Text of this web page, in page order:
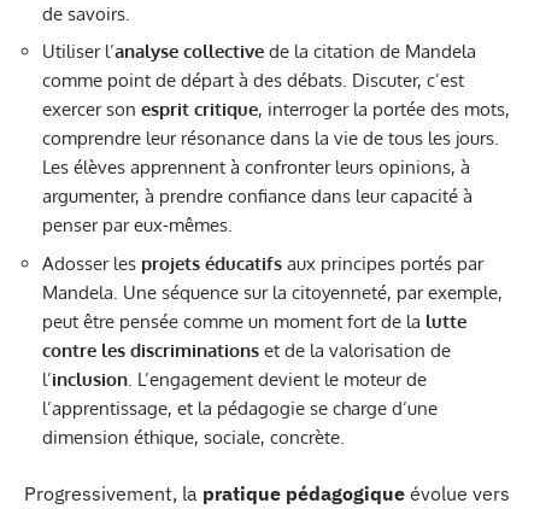
de savoirs.
Utiliser l’analyse collective de la citation de Mandela
comme point de départ à des débats. Discuter, c’est
exercer son esprit critique, interroger la portée des mots,
comprendre leur résonance dans la vie de tous les jours.
Les élèves apprennent à confronter leurs opinions, à
argumenter, à prendre confiance dans leur capacité à
penser par eux-mêmes.
Adosser les projets éducatifs aux principes portés par
Mandela. Une séquence sur la citoyenneté, par exemple,
peut être pensée comme un moment fort de la lutte
contre les discriminations et de la valorisation de
l’inclusion . L’engagement devient le moteur de
l’apprentissage, et la pédagogie se charge d’une
dimension éthique, sociale, concrète.
Progressivement, la pratique pédagogique évolue vers